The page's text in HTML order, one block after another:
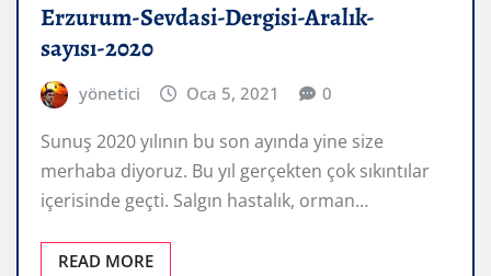
Erzurum-Sevdasi-Dergisi-Aralık-
sayısı-2020
yönetici Oca 5, 2021 0
Sunuş 2020 yılının bu son ayında yine size
merhaba diyoruz. Bu yıl gerçekten çok sıkıntılar
içerisinde geçti. Salgın hastalık, orman…
READ MORE